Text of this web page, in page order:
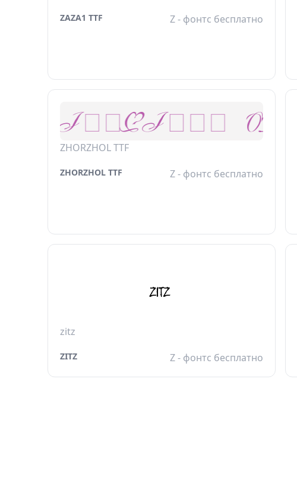
ZAZA1 TTF Z - фонтс бесплатно
ZHORZHOL TTF
ZHORZHOL TTF Z - фонтс бесплатно
zitz
ZITZ Z - фонтс бесплатно